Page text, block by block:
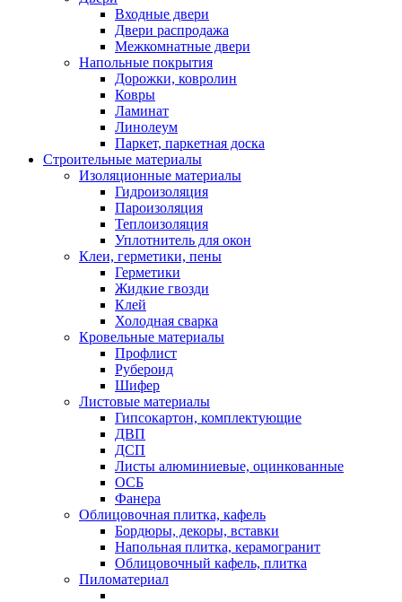
Входные двери
Двери распродажа
Межкомнатные двери
Напольные покрытия
Дорожки, ковролин
Ковры
Ламинат
Линолеум
Паркет, паркетная доска
Строительные материалы
Изоляционные материалы
Гидроизоляция
Пароизоляция
Теплоизоляция
Уплотнитель для окон
Клеи, герметики, пены
Герметики
Жидкие гвозди
Клей
Холодная сварка
Кровельные материалы
Профлист
Рубероид
Шифер
Листовые материалы
Гипсокартон, комплектующие
ДВП
ДСП
Листы алюминиевые, оцинкованные
ОСБ
Фанера
Облицовочная плитка, кафель
Бордюры, декоры, вставки
Напольная плитка, керамогранит
Облицовочный кафель, плитка
Пиломатериал